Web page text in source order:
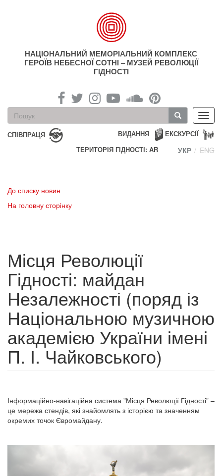
НАЦІОНАЛЬНИЙ МЕМОРІАЛЬНИЙ КОМПЛЕКС
ГЕРОЇВ НЕБЕСНОЇ СОТНІ – МУЗЕЙ РЕВОЛЮЦІЇ
ГІДНОСТІ
Пошукова
форма
Пошук
СПІВПРАЦЯ ЕКСКУРСІЇ
ВИДАННЯ
ТЕРИТОРІЯ ГІДНОСТІ: AR
УКР ENG
До списку новин
На головну сторінку
Місця Революції
Гідності: майдан
Незалежності (поряд із
Національною музичною
академією України імені
П. І. Чайковського)
Інформаційно-навігаційна система "Місця Революції Гідності" –
це мережа стендів, які знайомлять з історією та значенням
окремих точок Євромайдану.